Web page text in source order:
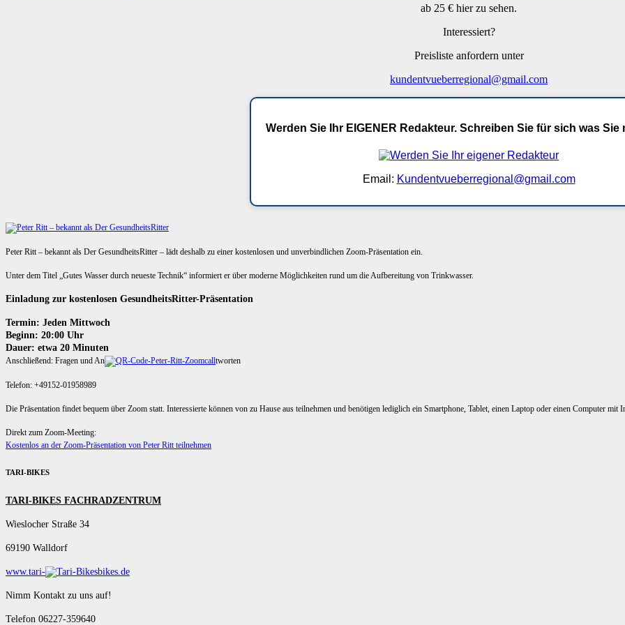
ab 25 € hier zu sehen.
Interessiert?
Preisliste anfordern unter
kundentvueberregional@gmail.com
Werden Sie Ihr EIGENER Redakteur. Schreiben Sie für sich was Sie
Email: Kundentvueberregional@gmail.com
Peter Ritt – bekannt als Der GesundheitsRitter – lädt deshalb zu einer kostenlosen und unverbindlichen Zoom-Präsentation ein.
Unter dem Titel „Gutes Wasser durch neueste Technik“ informiert er über moderne Möglichkeiten rund um die Aufbereitung von Trinkwasser.
Einladung zur kostenlosen GesundheitsRitter-Präsentation
Termin: Jeden Mittwoch
Beginn: 20:00 Uhr
Dauer: etwa 20 Minuten
Anschließend: Fragen und An tworten
Telefon: +49152-01958989
Die Präsentation findet bequem über Zoom statt. Interessierte können von zu Hause aus teilnehmen und benötigen lediglich ein Smartphone, Tablet, einen Laptop oder einen Computer mit
Direkt zum Zoom-Meeting:
Kostenlos an der Zoom-Präsentation von Peter Ritt teilnehmen
TARI-BIKES
TARI-BIKES FACHRADZENTRUM
Wieslocher Straße 34
69190 Walldorf
www.tari- bikes.de
Nimm Kontakt zu uns auf!
Telefon 06227-359640